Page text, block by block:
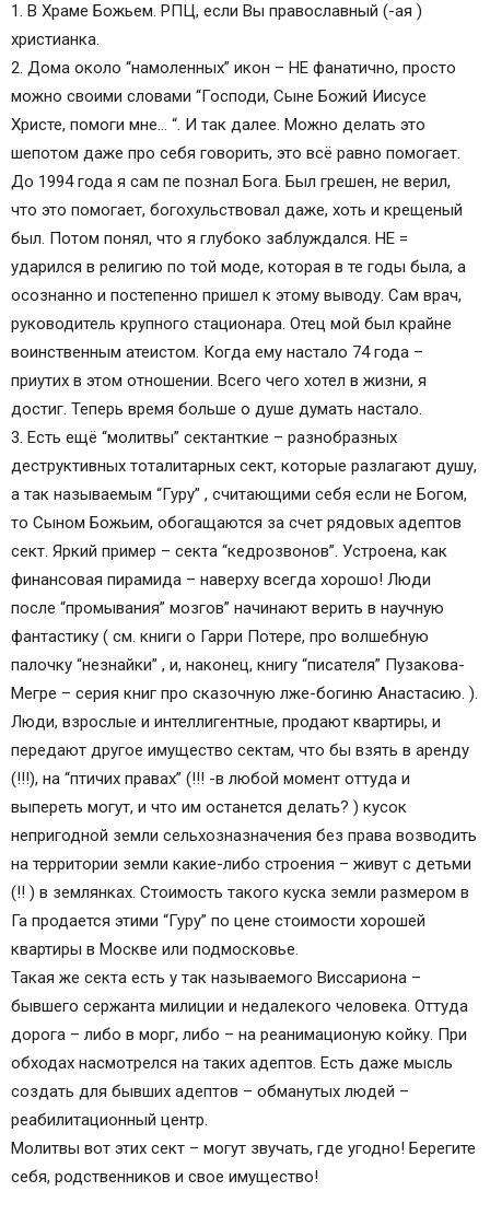
1. В Храме Божьем. РПЦ, если Вы православный (-ая )
христианка.
2. Дома около “намоленных” икон – НЕ фанатично, просто
можно своими словами “Господи, Сыне Божий Иисусе
Христе, помоги мне… “. И так далее. Можно делать это
шепотом даже про себя говорить, это всё равно помогает.
До 1994 года я сам пе познал Бога. Был грешен, не верил,
что это помогает, богохульствовал даже, хоть и крещеный
был. Потом понял, что я глубоко заблуждался. НЕ =
ударился в религию по той моде, которая в те годы была, а
осознанно и постепенно пришел к этому выводу. Сам врач,
руководитель крупного стационара. Отец мой был крайне
воинственным атеистом. Когда ему настало 74 года –
приутих в этом отношении. Всего чего хотел в жизни, я
достиг. Теперь время больше о душе думать настало.
3. Есть ещё “молитвы” сектанткие – разнобразных
деструктивных тоталитарных сект, которые разлагают душу,
а так называемым “Гуру” , считающими себя если не Богом,
то Сыном Божьим, обогащаются за счет рядовых адептов
сект. Яркий пример – секта “кедрозвонов”. Устроена, как
финансовая пирамида – наверху всегда хорошо! Люди
после “промывания” мозгов” начинают верить в научную
фантастику ( см. книги о Гарри Потере, про волшебную
палочку “незнайки” , и, наконец, книгу “писателя” Пузакова-
Мегре – серия книг про сказочную лже-богиню Анастасию. ).
Люди, взрослые и интеллигентные, продают квартиры, и
передают другое имущество сектам, что бы взять в аренду
(!!!), на “птичих правах” (!!! -в любой момент оттуда и
выпереть могут, и что им останется делать? ) кусок
непригодной земли сельхозназначения без права возводить
на территории земли какие-либо строения – живут с детьми
(!! ) в землянках. Стоимость такого куска земли размером в
Га продается этими “Гуру” по цене стоимости хорошей
квартиры в Москве или подмосковье.
Такая же секта есть у так называемого Виссариона –
бывшего сержанта милиции и недалекого человека. Оттуда
дорога – либо в морг, либо – на реанимационую койку. При
обходах насмотрелся на таких адептов. Есть даже мысль
создать для бывших адептов – обманутых людей –
реабилитационный центр.
Молитвы вот этих сект – могут звучать, где угодно! Берегите
себя, родственников и свое имущество!